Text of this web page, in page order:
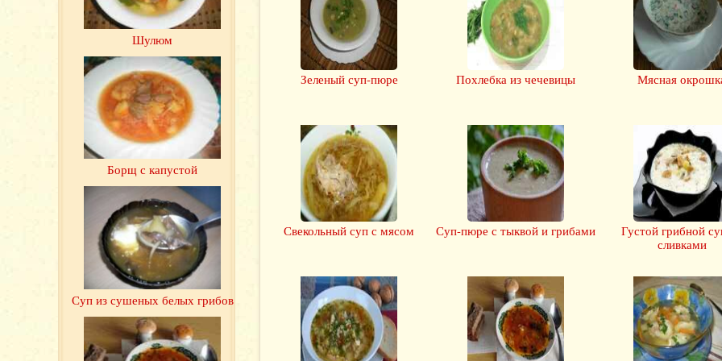
Зеленый суп-пюре Похлебка из чечевицы Мясная
Свекольный суп с мясом Суп-пюре с тыквой и грибами
Густой грибной
сливками
Шулюм
Борщ с капустой
Суп из сушеных белых грибов